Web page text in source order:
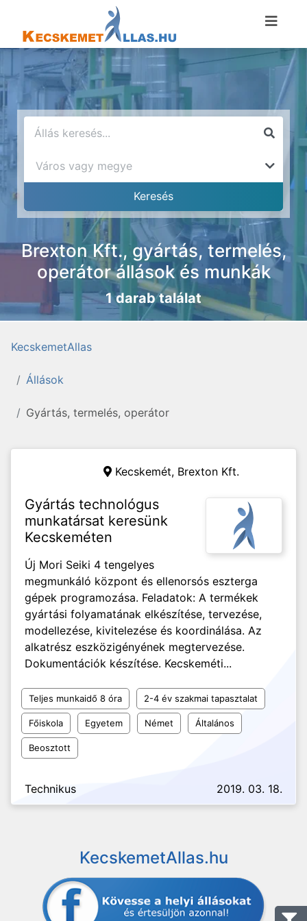
Brexton Kft., gyártás, termelés,
operátor állások és munkák
1 darab találat
KecskemetAllas
Állások
Gyártás, termelés, operátor
Kecskemét, Brexton Kft.
Gyártás technológus
munkatársat keresünk
Kecskeméten
Új Mori Seiki 4 tengelyes
megmunkáló központ és ellenorsós eszterga
gépek programozása. Feladatok: A termékek
gyártási folyamatának elkészítése, tervezése,
modellezése, kivitelezése és koordinálása. Az
alkatrész eszközigényének megtervezése.
Dokumentációk készítése. Kecskeméti...
Teljes munkaidő 8 óra 2-4 év szakmai tapasztalat
Főiskola Egyetem Német Általános
Beosztott
Technikus 2019. 03. 18.
KecskemetAllas.hu